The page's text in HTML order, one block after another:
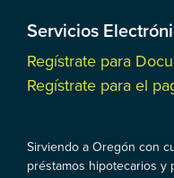
Servicios
Regístrate para
Regístrate para el
Sirviendo a Oregón con
préstamos hipotecarios y